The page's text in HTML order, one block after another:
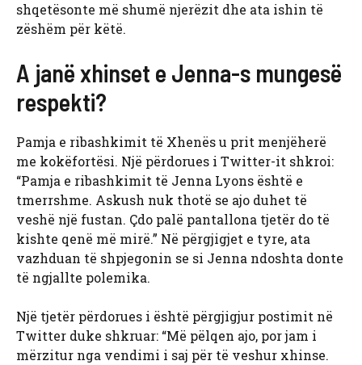
shqetësonte më shumë njerëzit dhe ata ishin të
zëshëm për këtë.
A janë xhinset e Jenna-s mungesë
respekti?
Pamja e ribashkimit të Xhenës u prit menjëherë
me kokëfortësi. Një përdorues i Twitter-it shkroi:
“Pamja e ribashkimit të Jenna Lyons është e
tmerrshme. Askush nuk thotë se ajo duhet të
veshë një fustan. Çdo palë pantallona tjetër do të
kishte qenë më mirë.” Në përgjigjet e tyre, ata
vazhduan të shpjegonin se si Jenna ndoshta donte
të ngjallte polemika.
Një tjetër përdorues i është përgjigjur postimit në
Twitter duke shkruar: “Më pëlqen ajo, por jam i
mërzitur nga vendimi i saj për të veshur xhinse.